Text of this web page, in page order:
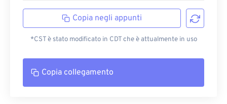
Copia negli appunti
*CST è stato modificato in CDT che è attualmente in uso
Copia collegamento